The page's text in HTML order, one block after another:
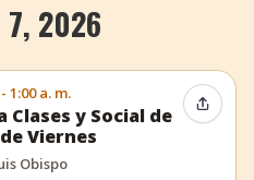
7, 2026
1:00 a. m.
Clases y Social de
Viernes
Obispo